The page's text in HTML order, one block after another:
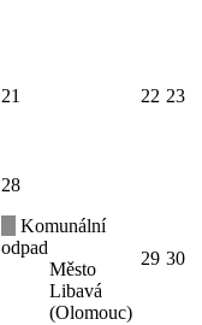
21 22 23
28
Komunální
odpad
Město
Libavá
(Olomouc)
29 30